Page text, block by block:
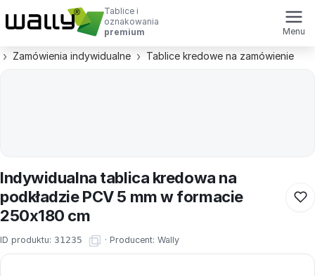
Tablice i
oznakowania
premium
Menu
Zamówienia indywidualne Tablice kredowe na zamówienie
Indywidualna tablica kredowa na
podkładzie PCV 5 mm w formacie
250x180 cm
ID produktu: 31235 · Producent: Wally